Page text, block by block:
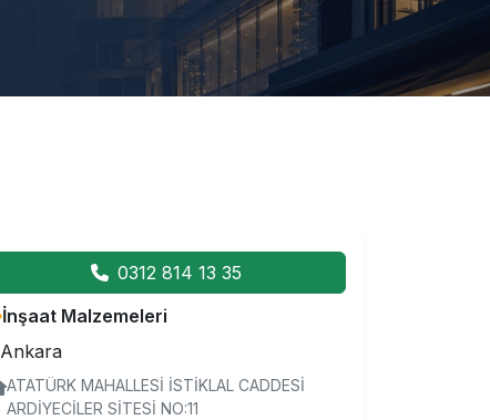
0312 814 13 35
İnşaat Malzemeleri
Ankara
ATATÜRK MAHALLESİ İSTİKLAL CADDESİ
ARDİYECİLER SİTESİ NO:11